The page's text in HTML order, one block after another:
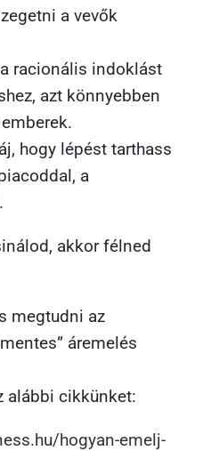
a vevők
racionális indoklást
azt könnyebben
hogy lépést tarthass
a
akkor félned
megtudni az
áremelés
alábbi cikkünket:
hogyan-emelj-